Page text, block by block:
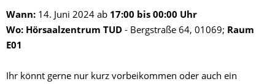
Wann: 14. Juni 2024 ab 17:00 bis 00:00 Uhr
Wo: Hörsaalzentrum TUD - Bergstraße 64, 01069; Raum
E01
Ihr könnt gerne nur kurz vorbeikommen oder auch ein